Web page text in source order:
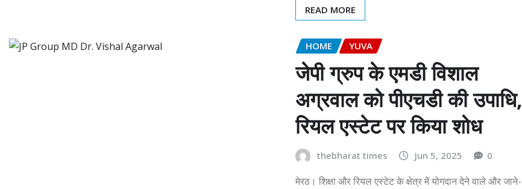
READ MORE
HOME YUVA
जेपी ग्रुप के एमडी विशाल
अग्रवाल को पीएचडी की उपाधि,
रियल एस्टेट पर किया शोध
thebharat times Jun 5, 2025 0
मेरठ। शिक्षा और रियल एस्टेट के क्षेत्र में योगदान देने वाले और जाने-